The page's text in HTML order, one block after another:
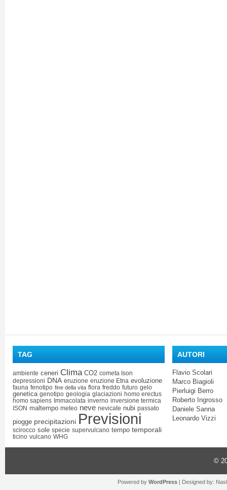
TAG
ambiente ceneri Clima CO2 cometa Ison
depressioni DNA eruzione eruzione Etna evoluzione
fauna fenotipo fine della vita flora freddo futuro gelo
genetica genotipo geologia glaciazioni homo erectus
homo sapiens Immacolata inverno inversione termica
ISON maltempo meteo neve nevicate nubi passato
piogge precipitazioni Previsioni
scirocco sole specie supervulcano tempo temporali
ticino vulcano WHG
AUTORI
Flavio Scolari
Marco Biagioli
Pierluigi Berro
Roberto Ingrosso
Daniele Sanna
Leonardo Vizzi
©
Powered by WordPress | Designed by: